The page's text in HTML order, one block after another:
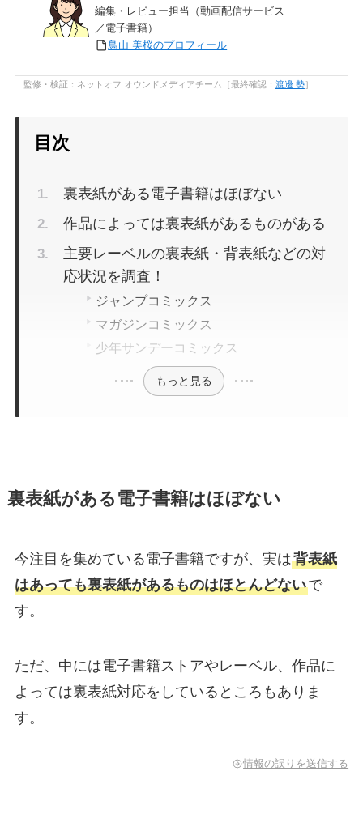
サービスの使いやすさ
編集・レビュー担当（動画配信サービス
／電子書籍）
鳥山 美桜のプロフィール
監修・検証：ネットオフ オウンドメディアチーム［最終確認： 渡邊 勢］
目次
裏表紙がある電子書籍はほぼない
作品によっては裏表紙があるものがある
主要レーベルの裏表紙・背表紙などの対
応状況を調査！
ジャンプコミックス
マガジンコミックス
少年サンデーコミックス
もっと見る
裏表紙がある電子書籍はほぼない
今注目を集めている電子書籍ですが、実は背表紙
はあっても裏表紙があるものはほとんどないで
す。
ただ、中には電子書籍ストアやレーベル、作品に
よっては裏表紙対応をしているところもありま
す。
情報の誤りを送信する